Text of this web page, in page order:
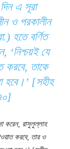
এ সূরা
ও পরকালীন
হতে বর্ণিত
‘নিশ্চয়ই যে
করবে, তাকে
হবে।’ [সহীহ
করেন, রাসুলুল্লাহ
করবে, তার ও